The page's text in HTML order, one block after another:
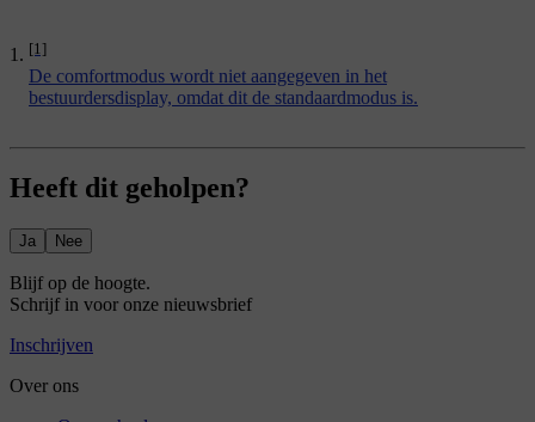
[1]
De comfortmodus wordt niet aangegeven in het
bestuurdersdisplay, omdat dit de standaardmodus is.
Heeft dit geholpen?
Ja Nee